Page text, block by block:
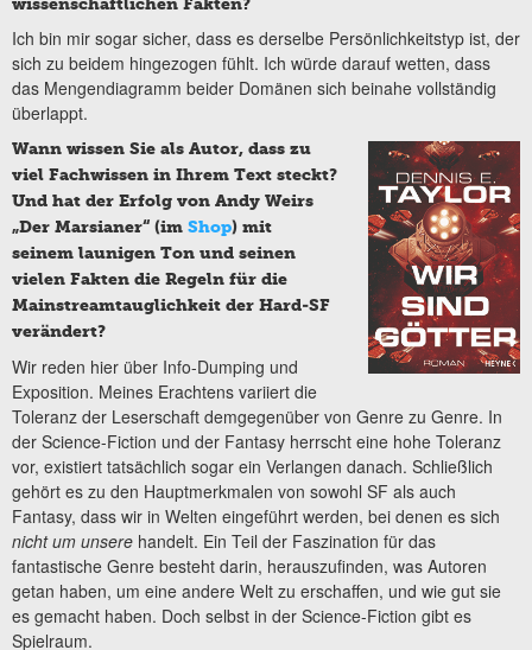
Ich bin mir sogar sicher, dass es derselbe Persönlichkeitstyp ist, der
sich zu beidem hingezogen fühlt. Ich würde darauf wetten, dass
das Mengendiagramm beider Domänen sich beinahe vollständig
überlappt.
Wann wissen Sie als Autor, dass zu
viel Fachwissen in Ihrem Text steckt?
Und hat der Erfolg von Andy Weirs
„Der Marsianer“ (im Shop) mit
seinem launigen Ton und seinen
vielen Fakten die Regeln für die
Mainstreamtauglichkeit der Hard-SF
verändert?
Wir reden hier über Info-Dumping und
Exposition. Meines Erachtens variiert die
Toleranz der Leserschaft demgegenüber von Genre zu Genre. In
der Science-Fiction und der Fantasy herrscht eine hohe Toleranz
vor, existiert tatsächlich sogar ein Verlangen danach. Schließlich
gehört es zu den Hauptmerkmalen von sowohl SF als auch
Fantasy, dass wir in Welten eingeführt werden, bei denen es sich
nicht um unsere handelt. Ein Teil der Faszination für das
fantastische Genre besteht darin, herauszufinden, was Autoren
getan haben, um eine andere Welt zu erschaffen, und wie gut sie
es gemacht haben. Doch selbst in der Science-Fiction gibt es
Spielraum.